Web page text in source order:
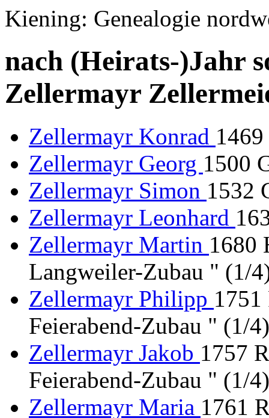
Kiening: Genealogie
nach (Heirats-)Jahr
Zellermayr
Zellermayr Konrad
Zellermayr Georg 1500
Zellermayr Simon 1532
Zellermayr Leonhard
Zellermayr Martin 1680
Langweiler-Zubau " (1/
Zellermayr Philipp 1751
Feierabend-Zubau " (1/
Zellermayr Jakob 1757
Feierabend-Zubau " (1/4)
Zellermayr Maria 1761